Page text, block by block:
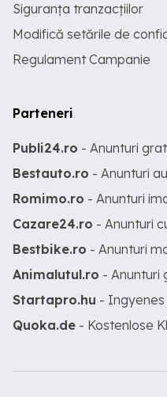
Siguranța tranzacțiilor
Modifică setările de
Regulament Campanie
Parteneri
Publi24.ro - Anunturi
Bestauto.ro - Anunturi
Romimo.ro - Anunturi
Cazare24.ro - Anunturi
Bestbike.ro - Anunturi
Animalutul.ro - Anunturi
Startapro.hu -
Quoka.de - Kostenlose